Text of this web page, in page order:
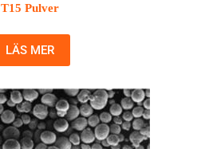
T15 Pulver
LÄS MER